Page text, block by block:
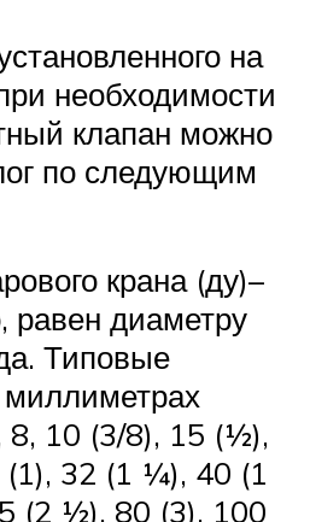
на
необходимости
клапан можно
по следующим
крана (ду)–
равен диаметру
Типовые
8, 10 (3/8), 15 (½),
32 (1 ¼), 40 (1
(2 ½), 80 (3), 100